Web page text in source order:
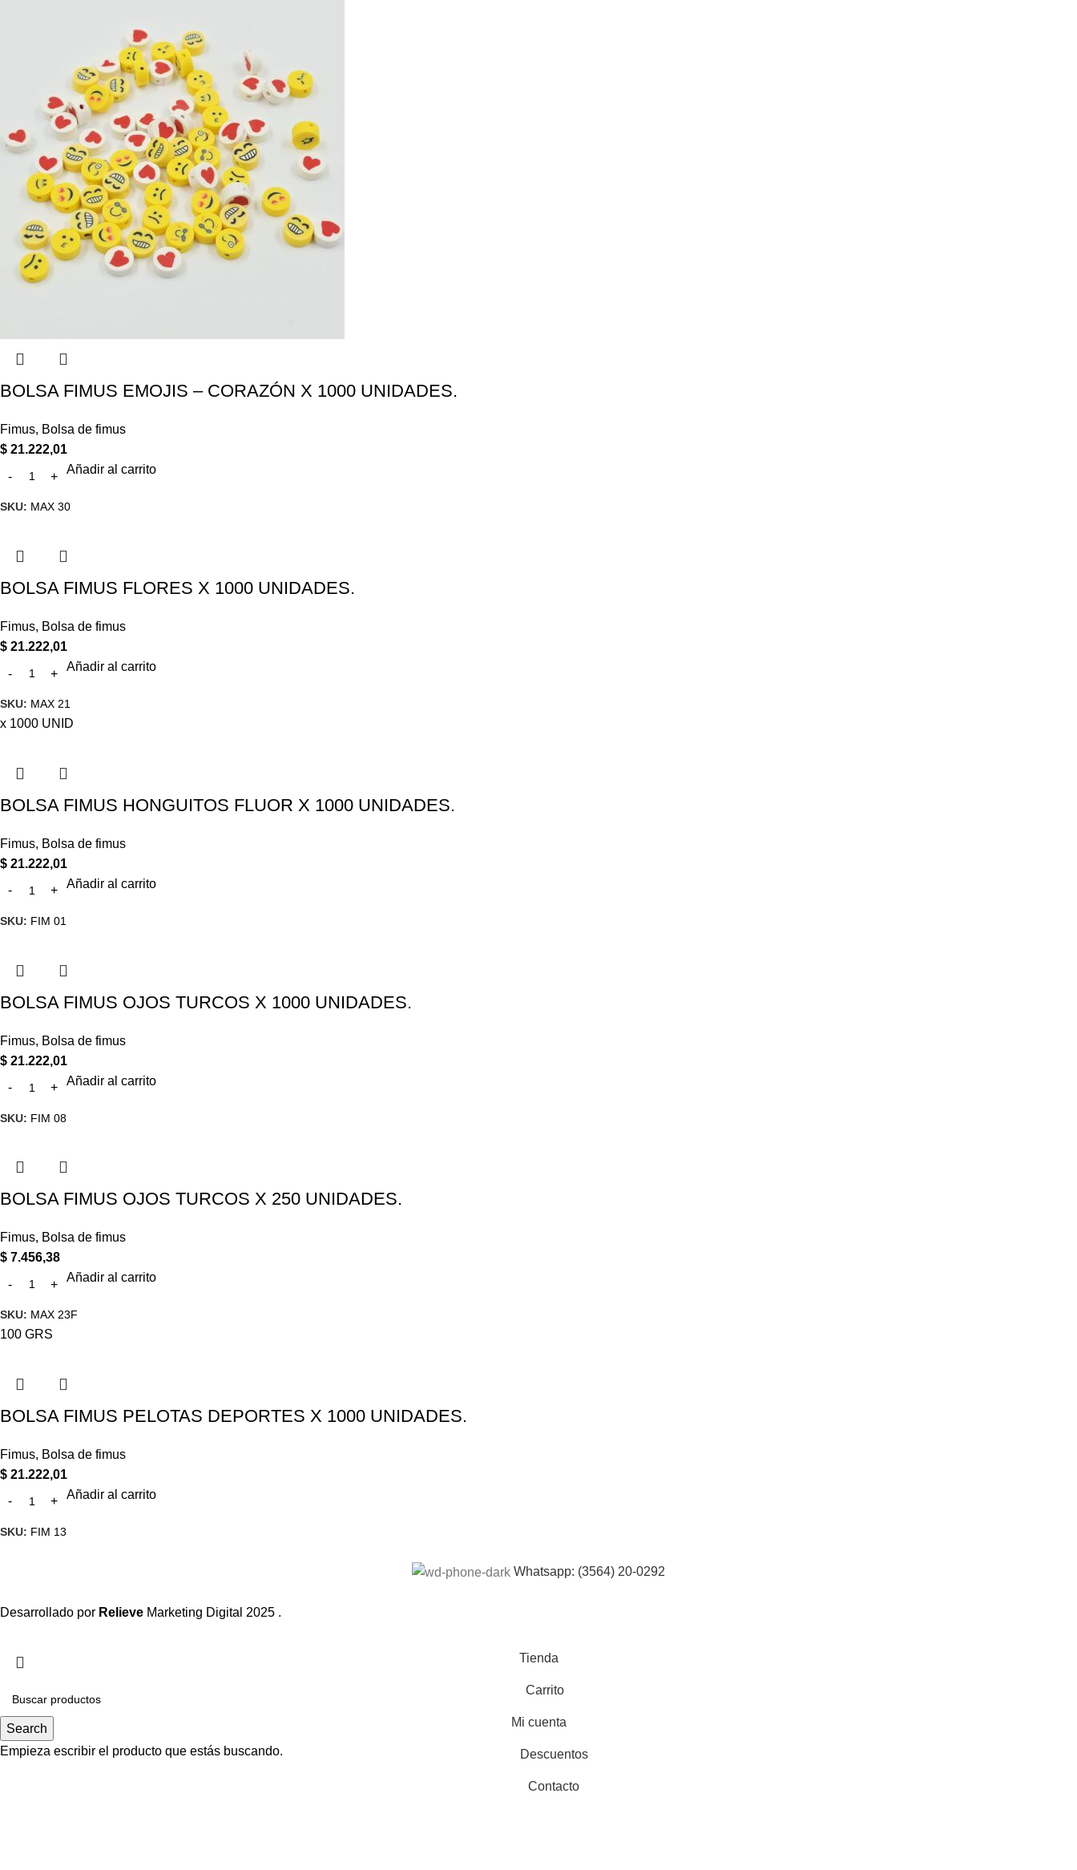
BOLSA FIMUS EMOJIS – CORAZÓN X 1000 UNIDADES.
Fimus, Bolsa de fimus
$ 21.222,01
Añadir al carrito
SKU: MAX 30
BOLSA FIMUS FLORES X 1000 UNIDADES.
Fimus, Bolsa de fimus
$ 21.222,01
Añadir al carrito
SKU: MAX 21
x 1000 UNID
BOLSA FIMUS HONGUITOS FLUOR X 1000 UNIDADES.
Fimus, Bolsa de fimus
$ 21.222,01
Añadir al carrito
SKU: FIM 01
BOLSA FIMUS OJOS TURCOS X 1000 UNIDADES.
Fimus, Bolsa de fimus
$ 21.222,01
Añadir al carrito
SKU: FIM 08
BOLSA FIMUS OJOS TURCOS X 250 UNIDADES.
Fimus, Bolsa de fimus
$ 7.456,38
Añadir al carrito
SKU: MAX 23F
100 GRS
BOLSA FIMUS PELOTAS DEPORTES X 1000 UNIDADES.
Fimus, Bolsa de fimus
$ 21.222,01
Añadir al carrito
SKU: FIM 13
Whatsapp: (3564) 20-0292
Desarrollado por Relieve Marketing Digital 2025 .
Search
Empieza escribir el producto que estás buscando.
Tienda
Carrito
Mi cuenta
Descuentos
Contacto